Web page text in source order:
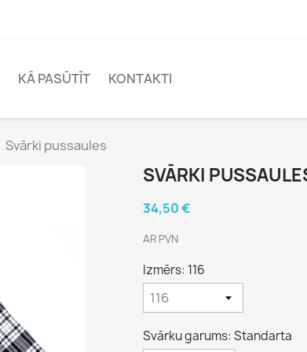
KĀ PASŪTĪT KONTAKTI
Svārki pussaules
SVĀRKI
34,50 €
AR PVN
Izmērs: 116
Svārku garums: Standarta